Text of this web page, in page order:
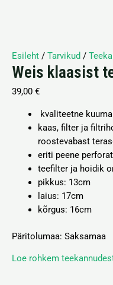
Esileht / Tarvikud /
Weis klaasist
39,00 €
kvaliteetne
kaas, filter ja
roostevabast
eriti peene
teefilter ja hoidik
pikkus: 13cm
laius: 17cm
kõrgus: 16cm
Päritolumaa: Saksamaa
Loe rohkem